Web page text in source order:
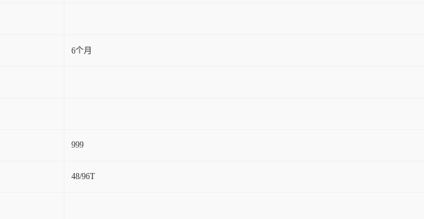
6个月
999
48/96T